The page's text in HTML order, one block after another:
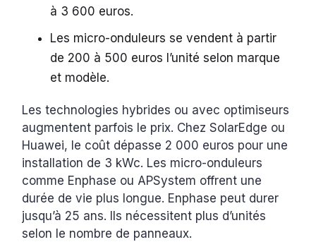
à 3 600 euros.
Les micro-onduleurs se vendent à partir
de 200 à 500 euros l’unité selon marque
et modèle.
Les technologies hybrides ou avec optimiseurs
augmentent parfois le prix. Chez SolarEdge ou
Huawei, le coût dépasse 2 000 euros pour une
installation de 3 kWc. Les micro-onduleurs
comme Enphase ou APSystem offrent une
durée de vie plus longue. Enphase peut durer
jusqu’à 25 ans. Ils nécessitent plus d’unités
selon le nombre de panneaux.